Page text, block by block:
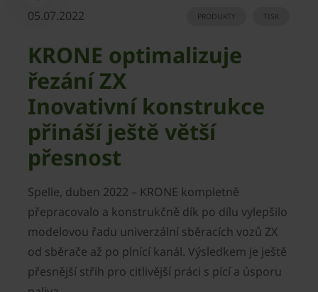
05.07.2022 TISK
PRODUKTY
KRONE optimalizuje
řezání ZX
Inovativní konstrukce
přináší ještě větší
přesnost
Spelle, duben 2022 – KRONE kompletně
přepracovalo a konstrukčně dík po dílu vylepšilo
modelovou řadu univerzální sběracích vozů ZX
od sběrače až po plnící kanál. Výsledkem je ještě
přesnější střih pro citlivější práci s pící a úsporu